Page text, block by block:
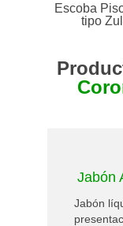
Escoba
tipo
Jabón
Jabón